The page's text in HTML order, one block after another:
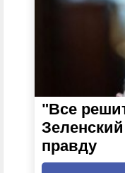
"Все
правду